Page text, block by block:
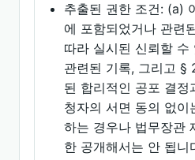
추출된 권한 조건: (a)
에 포함되었거나 관련
따라 실시된 신뢰할 수
관련된 기록, 그리고 §
된 합리적인 공포 결정
청자의 서면 동의 없이
하는 경우나 법무장관
한 공개해서는 안 됩니